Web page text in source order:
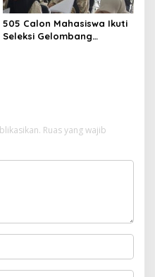
505 Calon Mahasiswa Ikuti
Seleksi Gelombang
Ruas yang wajib